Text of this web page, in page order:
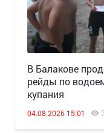
В Балакове
рейды по
купания
04.08.2026 15:01